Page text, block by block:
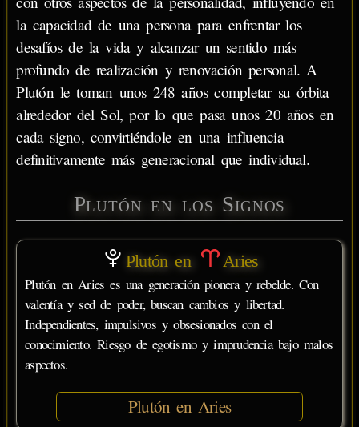
la capacidad de una persona para enfrentar los
desafíos de la vida y alcanzar un sentido más
profundo de realización y renovación personal. A
Plutón le toman unos 248 años completar su órbita
alrededor del Sol, por lo que pasa unos 20 años en
cada signo, convirtiéndole en una influencia
definitivamente más generacional que individual.
Plutón en los Signos
Plutón en Aries
Plutón en Aries es una generación pionera y rebelde. Con
valentía y sed de poder, buscan cambios y libertad.
Independientes, impulsivos y obsesionados con el
conocimiento. Riesgo de egotismo y imprudencia bajo malos
aspectos.
Plutón en Aries